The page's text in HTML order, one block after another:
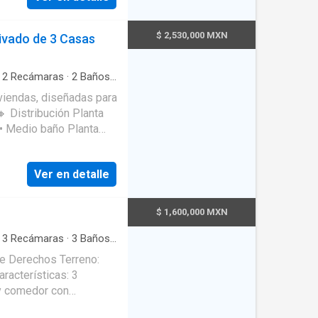
mencionadas son
pertinente y
incluye
Los Costos
recabada y debe
para vigilante
y un jardín
de 3 Casas
2 Recámaras · 2 Baños·
diseñadas para
Ver en detalle
$ 2,530,000 MXN
3 Recámaras · 3 Baños·
Terreno:
$ 1,600,000 MXN